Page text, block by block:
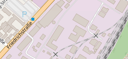
von Inhalten